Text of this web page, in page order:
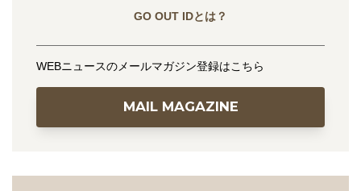
GO OUT IDとは？
WEBニュースのメールマガジン登録はこちら
MAIL MAGAZINE